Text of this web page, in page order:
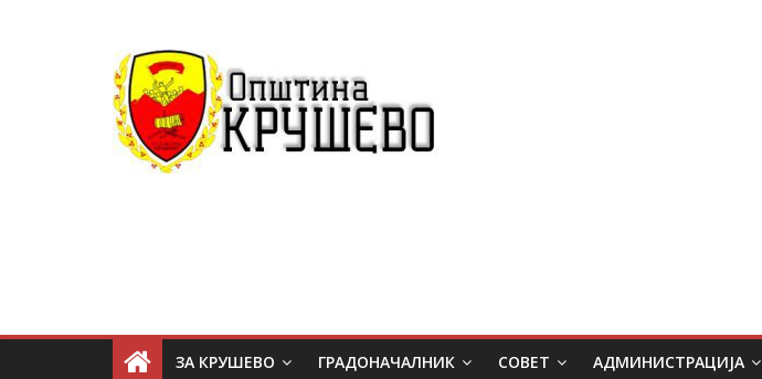
ЗА КРУШЕВО ГРАДОНАЧАЛНИК СОВЕТ АДМИНИСТРАЦИЈА